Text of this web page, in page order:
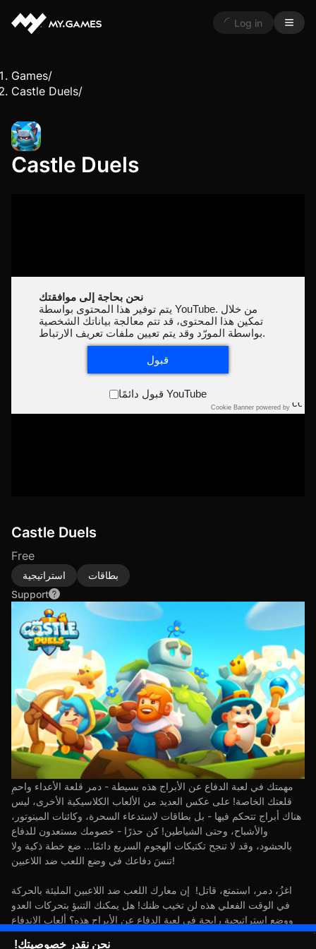
نحن نقدر خصوصيتك!
Log in
Games/
Castle Duels/
Castle Duels
نحن بحاجة إلى موافقتك
يتم توفير هذا المحتوى بواسطة YouTube. من خلال
تمكين هذا المحتوى، قد تتم معالجة بياناتك الشخصية
بواسطة المورّد وقد يتم تعيين ملفات تعريف الارتباط.
قبول
قبول دائمًا YouTube
Cookie Banner powered by
Castle Duels
Free
استراتيجية
بطاقات
Support
مهمتك في لعبة الدفاع عن الأبراج هذه بسيطة - دمر قلعة الأعداء واحمِ
قلعتك الخاصة! على عكس العديد من الألعاب الكلاسيكية الأخرى، ليس
هناك أبراج تتحكم فيها - بل بطاقات لاستدعاء السحرة، وكائنات المينوتور،
والأشباح، وحتى الشياطين! كن حذرًا - خصومك مستعدون للدفاع
بالحشود، وقد لا تنجح تكتيكات الهجوم السريع دائمًا... ضع خطة ذكية ولا
تنسَ دفاعك في وضع اللعب ضد اللاعبين!
اغزُ، دمر، استمتع، قاتل! إن معارك اللعب ضد اللاعبين المليئة بالحركة
في الوقت الفعلي هذه لن تخيب ظنك! هل يمكنك التنبؤ بتحركات العدو
ووضع إستراتيجية رابحة في لعبة الدفاع عن الأبراج هذه؟ ألعاب الاندفاع
سريعة وعنيفة! انتقل من الدفاع إلى الهجوم ودمّر العدو!